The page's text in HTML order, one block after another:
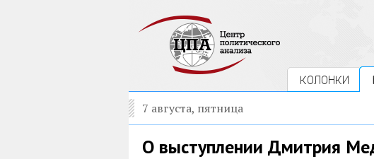
КОЛОНКИ
7 августа, пятница
О выступлении Дмитрия